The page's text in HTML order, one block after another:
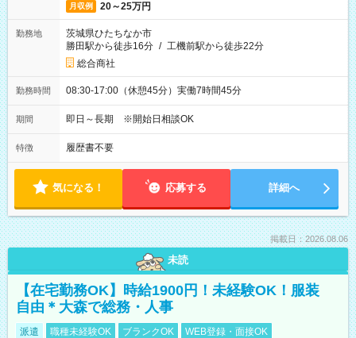
月収例 20～25万円
勤務地
茨城県ひたちなか市
勝田駅から徒歩16分 / 工機前駅から徒歩22分
総合商社
勤務時間 08:30-17:00（休憩45分）実働7時間45分
期間 即日～長期 ※開始日相談OK
特徴 履歴書不要
気になる！ 応募する 詳細へ
掲載日：2026.08.06
未読
【在宅勤務OK】時給1900円！未経験OK！服装
自由＊大森で総務・人事
派遣 職種未経験OK ブランクOK WEB登録・面接OK